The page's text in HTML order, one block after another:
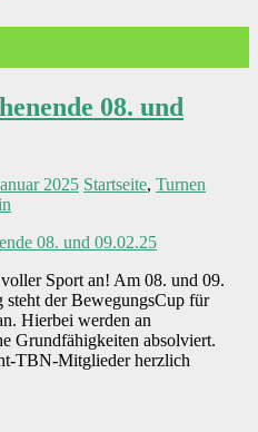
08. und
2025 Startseite, Turnen
Sport an! Am 08. und 09.
steht der BewegungsCup für
Hierbei werden an
Grundfähigkeiten absolviert.
TBN-Mitglieder herzlich